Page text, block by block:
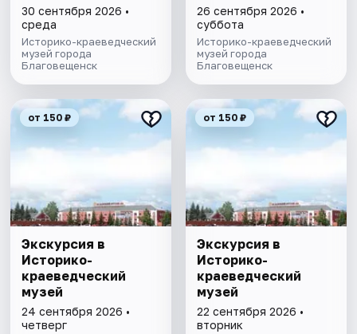
30 сентября 2026 •
среда
Историко-краеведческий
музей города
Благовещенск
26 сентября 2026 •
суббота
Историко-краеведческий
музей города
Благовещенск
от 150 ₽
Экскурсия в
Историко-
краеведческий
музей
24 сентября 2026 •
четверг
от 150 ₽
Экскурсия в
Историко-
краеведческий
музей
22 сентября 2026 •
вторник